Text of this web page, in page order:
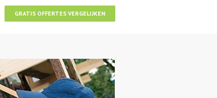
GRATIS OFFERTES VERGELIJKEN